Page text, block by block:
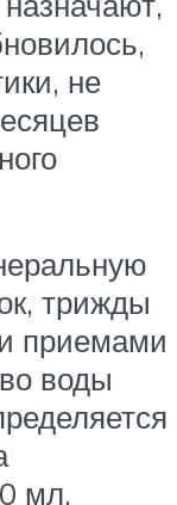
не
трижды
приемами
воды
мл.